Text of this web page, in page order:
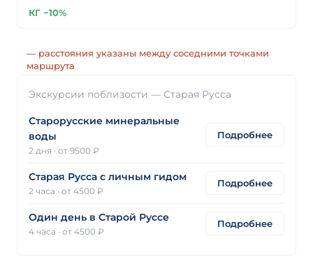
КГ −10%
— расстояния указаны между соседними точками
маршрута
Экскурсии поблизости — Старая Русса
Старорусские минеральные
воды
2 дня · от 9500 ₽
Подробнее
Старая Русса с личным гидом
2 часа · от 4500 ₽
Подробнее
Один день в Старой Руссе
4 часа · от 4500 ₽
Подробнее